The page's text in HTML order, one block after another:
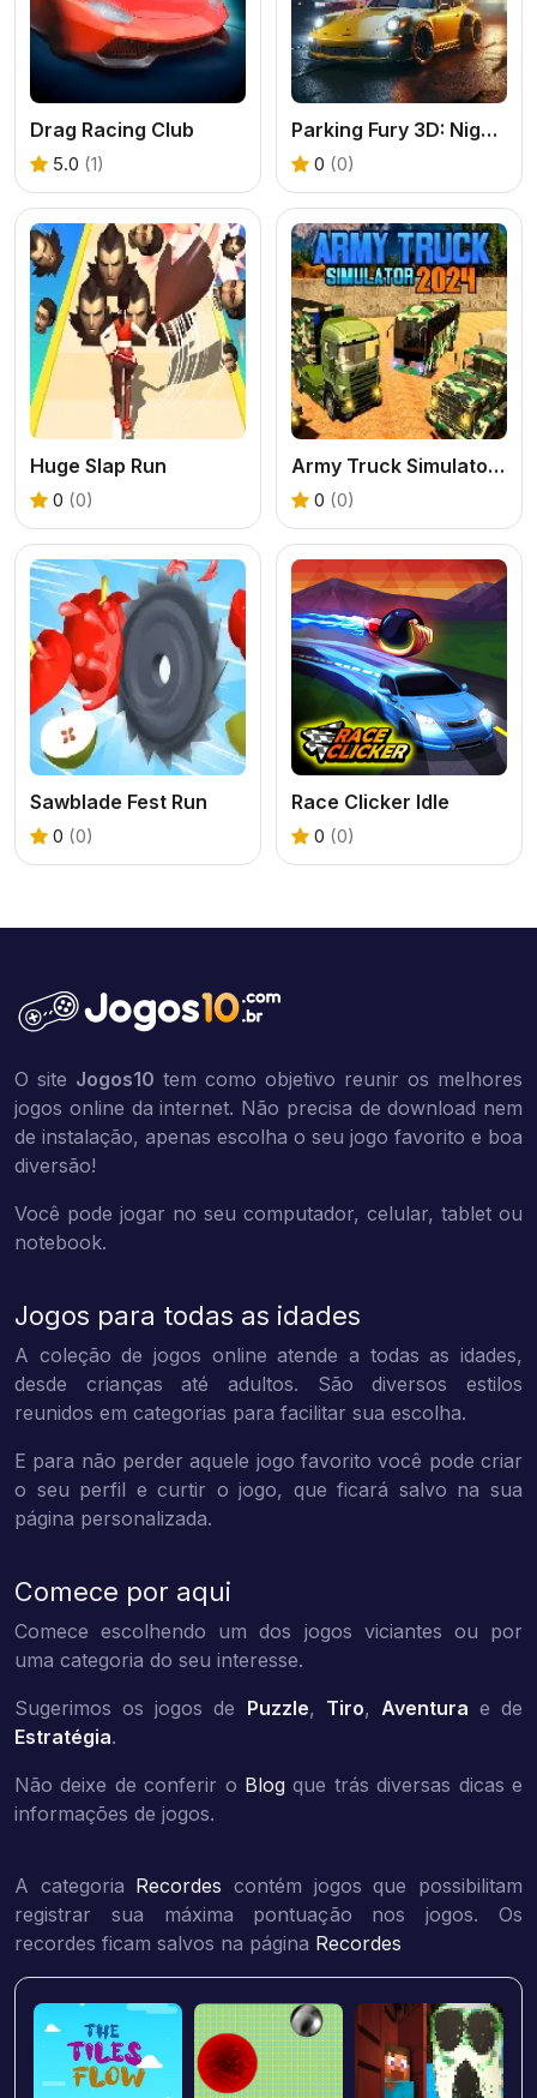
Drag Racing Club
5.0 (1)
Parking Fury 3D: Night City
0 (0)
Huge Slap Run
0 (0)
Army Truck Simulator 2024
0 (0)
Sawblade Fest Run
0 (0)
Race Clicker Idle
0 (0)
O site Jogos10 tem como objetivo reunir os melhores
jogos online da internet. Não precisa de download nem
de instalação, apenas escolha o seu jogo favorito e boa
diversão!
Você pode jogar no seu computador, celular, tablet ou
notebook.
Jogos para todas as idades
A coleção de jogos online atende a todas as idades,
desde crianças até adultos. São diversos estilos
reunidos em categorias para facilitar sua escolha.
E para não perder aquele jogo favorito você pode criar
o seu perfil e curtir o jogo, que ficará salvo na sua
página personalizada.
Comece por aqui
Comece escolhendo um dos jogos viciantes ou por
uma categoria do seu interesse.
Sugerimos os jogos de Puzzle, Tiro, Aventura e de
Estratégia.
Não deixe de conferir o Blog que trás diversas dicas e
informações de jogos.
A categoria Recordes contém jogos que possibilitam
registrar sua máxima pontuação nos jogos. Os
recordes ficam salvos na página Recordes